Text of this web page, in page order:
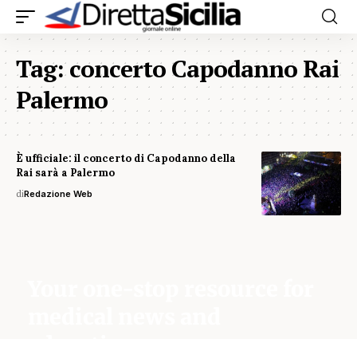
Tag:concerto Capodanno Rai
Palermo
È ufficiale: il concerto di Capodanno della
Rai sarà a Palermo
diRedazione Web